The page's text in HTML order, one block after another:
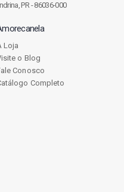
PR - 86036-000
Loja
o Blog
Conosco
Completo